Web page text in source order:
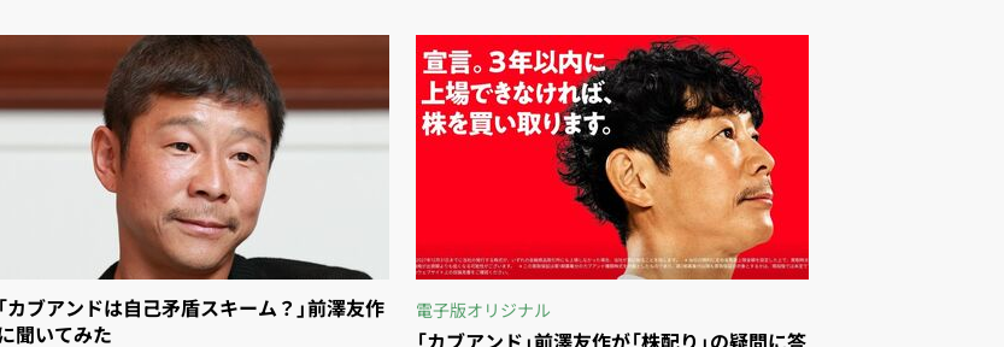
「カブアンドは自己矛盾スキーム？」前澤友作
聞いてみた
電子版オリジナル